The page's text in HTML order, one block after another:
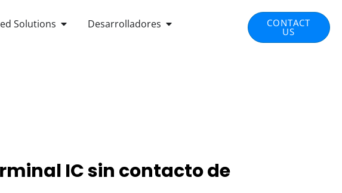
SOLUTIONS
Solutions OPEN INTEGRATED SOLUTIONS
Desarrolladores OPEN DEVELOPERS CONTACT
US
IC sin contacto de